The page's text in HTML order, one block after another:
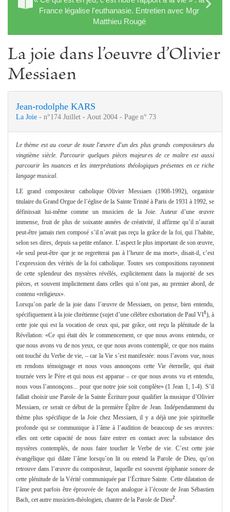
France légalise l'euthanasie. Entretien avec Mgr
Matthieu Rougé
La joie dans l’oeuvre d’Olivier
Messiaen
Jean-rodolphe KARS
La Joie - n°174 Juillet - Aout 2004 - Page n° 73
Le thème est au coeur de toute l'œuvre d'un des plus grands compositeurs du
vingtième siècle. Parcourir quelques pièces majeures de ce maître est aussi
parcourir les nuances et les interprétations théologiques présentes en ce riche
langage musical.
LE grand compositeur catholique Olivier Messiaen (1908-1992), organiste
titulaire du Grand Orgue de l’église de la Sainte Trinité à Paris de 1931 à 1992, se
définissait lui-même comme un musicien de la Joie. Auteur d’une œuvre
immense, fruit de plus de soixante années de créativité, il affirme qu’il n’aurait
peut-être jamais rien composé s’il n’avait pas reçu la grâce de la foi, qui l’habite,
selon ses dires, depuis sa petite enfance. L’aspect le plus important de son œuvre,
«le seul peut-être que je ne regretterai pas à l’heure de ma mort», disait-il, c’est
l’expression des vérités de la foi catholique. Toutes ses compositions rayonnent
de cette splendeur des mystères révélés, explicitement dans la majorité de ses
pièces, et souvent implicitement dans celles qui n’ont pas, au premier abord, de
contenu «religieux».
Lorsqu’on parle de la joie dans l’œuvre de Messiaen, on pense, bien entendu,
spécifiquement à la joie chrétienne (sujet d’une célèbre exhortation de Paul VI1), à
cette joie qui est la vocation de ceux qui, par grâce, ont reçu la plénitude de la
Révélation: «Ce qui était dès le commencement, ce que nous avons entendu, ce
que nous avons vu de nos yeux, ce que nous avons contemplé, ce que nos mains
ont touché du Verbe de vie, – car la Vie s’est manifestée: nous l’avons vue, nous
en rendons témoignage et nous vous annonçons cette Vie éternelle, qui était
tournée vers le Père et qui nous est apparue – ce que nous avons vu et entendu,
nous vous l’annonçons... pour que notre joie soit complète» (1 Jean 1, 1-4). S’il
fallait choisir une Parole de la Sainte Écriture pour qualifier la musique d’Olivier
Messiaen, ce serait ce début de la première Épître de Jean. Indépendamment du
thème plus spécifique de la Joie chez Messiaen, il y a déjà une joie spirituelle
profonde qui se communique à l’âme à l’audition de beaucoup de ses œuvres:
elles ont cette capacité de nous faire entrer en contact avec la substance des
mystères contemplés, de nous faire toucher le Verbe de vie. C’est cette joie
évangélique qui dilate l’âme lorsqu’on lit ou entend la Parole de Dieu, qu’on
retrouve dans l’œuvre du compositeur, laquelle est souvent épiphanie sonore de
cette plénitude de la Vérité communiquée par l’Écriture Sainte. Cette dilatation de
l’âme peut parfois être éprouvée de façon analogue à l’écoute de Jean Sébastien
Bach, cet autre musicien-théologien, chantre de la Parole de Dieu2